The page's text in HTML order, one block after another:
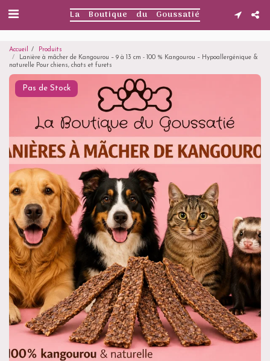
La Boutique du Goussatié
Accueil
Produits
Lanière à mâcher de Kangourou – 9 à 13 cm - 100 % Kangourou – Hypoallergénique &
naturelle Pour chiens, chats et furets
Pas de Stock